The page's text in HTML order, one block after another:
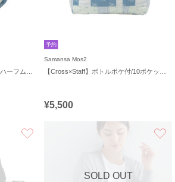
予約
Samansa Mos2
¥5,500
SOLD OUT